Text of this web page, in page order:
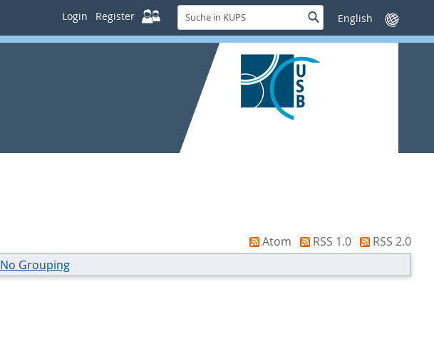
Login Register
Suche
in
KUPS
SucheSprache
wechseln
Atom RSS 1.0
RSS 2.0
No Grouping